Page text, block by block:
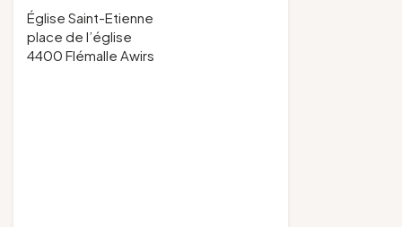
Église Saint-Etienne
place de l’église
4400 Flémalle Awirs